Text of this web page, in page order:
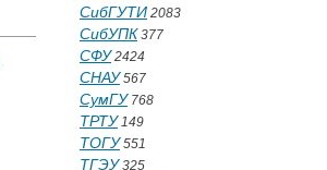
СибГУТИ 2083
СибУПК 377
СФУ2424
СНАУ567
СумГУ768
ТРТУ149
ТОГУ551
ТГЭУ325